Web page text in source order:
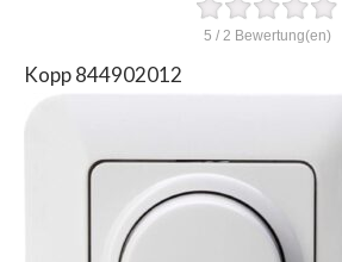
5 / 2 Bewertung(en)
Kopp 844902012